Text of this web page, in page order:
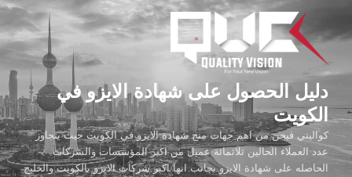
المحتوى
دليل الحصول على شهادة الايزو في
الكويت
كواليتي فيجن من اهم جهات منح شهادة الايزو في الكويت حيث يتجاوز
عدد العملاء الحالين ثلاثمائة عميل من اكبر المؤسسات والشركات
الحاصله على شهادة الايزو بجانب انها اكبر شركات الايزو بالكويت والخليج